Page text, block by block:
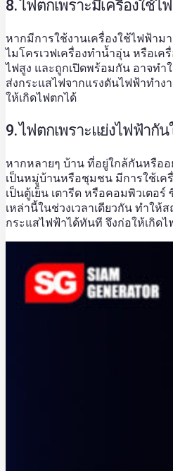
8. ไฟตกเพราะมีเครื่องใช้ไ
หากมีการใช้งานเครื่องใช้ไฟฟ้ามา
ไมโครเวฟเครื่องทำน้ำอุ่น หรือเ
ไฟสูง และถูกเปิดพร้อมกัน อาจทำ
ส่งกระแสไฟจากแรงดันไฟฟ้าทำง
ให้เกิดไฟตกได้
9. ไฟตกเพราะแย่งไฟฟ้ากัน
หากหลายๆ บ้าน ที่อยู่ใกล้กันหรืออ
เป็นหมู่บ้านหรือชุมชน มีการใช้เค
เป็นตู้เย็น เตารีด หรือคอมพิวเตอร์
เหล่านี้ในช่วงเวลาเดียวกัน ทำให้
กระแสไฟฟ้าได้ทันที จึงก่อให้เกิดไ